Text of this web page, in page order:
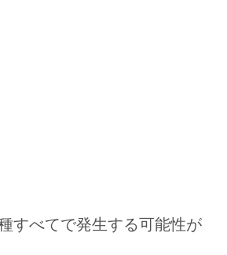
すべてで発生する可能性が